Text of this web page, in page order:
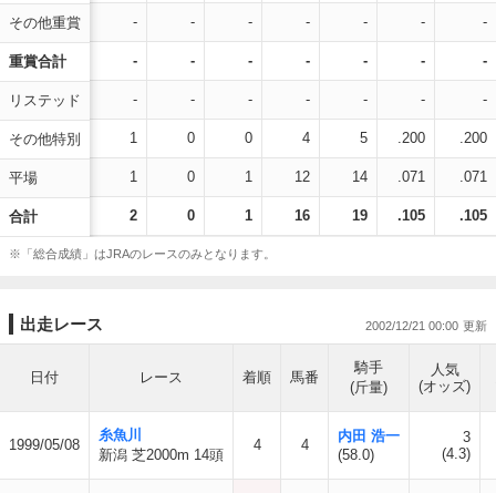
その他重賞
重賞合計
リステッド
その他特別
平場
合計
- - - - - - -
- - - - - - -
- - - - - - -
1 0 0 4 5 .200 .200
1 0 1 12 14 .071 .071
2 0 1 16 19 .105 .105
※「総合成績」はJRAのレースのみとなります。
出走レース 2002/12/21 00:00
日付 レース 着順 馬番
騎手
(斤量)
人気
(オッズ)
1999/05/08
糸魚川
新潟 芝2000m 14頭
4 4
内田 浩一
(58.0)
3
(4.3)